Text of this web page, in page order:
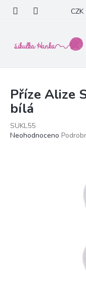
obsah
CZK
Příze Alize
bílá
SUKL55
Průměrné
Neohodnoceno